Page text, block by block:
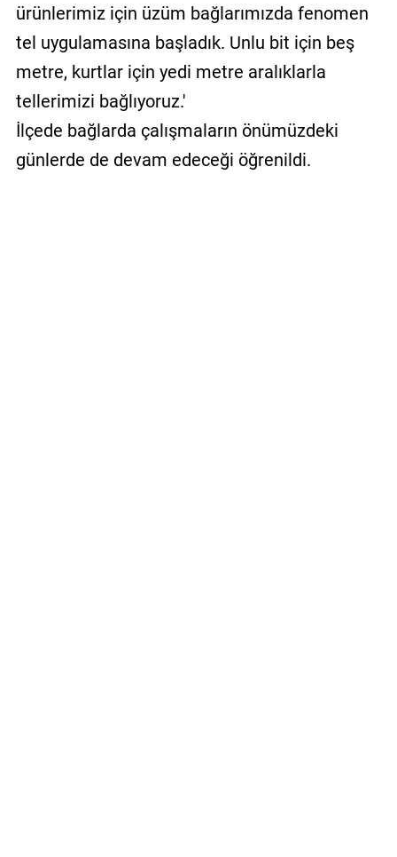
ürünlerimiz için üzüm bağlarımızda fenomen
tel uygulamasına başladık. Unlu bit için beş
metre, kurtlar için yedi metre aralıklarla
tellerimizi bağlıyoruz.'
İlçede bağlarda çalışmaların önümüzdeki
günlerde de devam edeceği öğrenildi.